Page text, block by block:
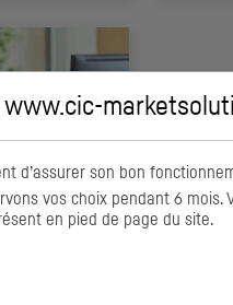
www.cic-
d’assurer son bon
vos choix pendant 6
en pied de page du site.